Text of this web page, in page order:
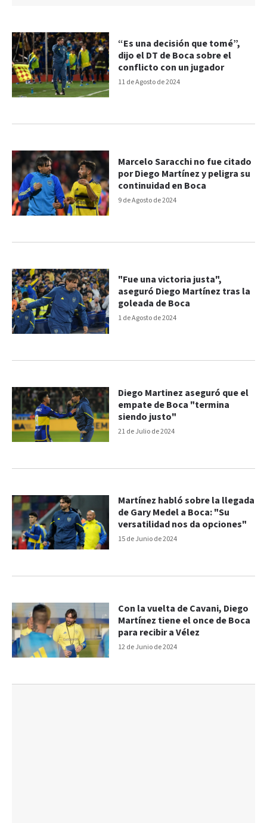
11 de Agosto de 2024
“Es una decisión que tomé”,
dijo el DT de Boca sobre el
conflicto con un jugador
9 de Agosto de 2024
Marcelo Saracchi no fue citado
por Diego Martínez y peligra su
continuidad en Boca
1 de Agosto de 2024
"Fue una victoria justa",
aseguró Diego Martínez tras la
goleada de Boca
21 de Julio de 2024
Diego Martinez aseguró que el
empate de Boca "termina
siendo justo"
15 de Junio de 2024
Martínez habló sobre la llegada
de Gary Medel a Boca: "Su
versatilidad nos da opciones"
12 de Junio de 2024
Con la vuelta de Cavani, Diego
Martínez tiene el once de Boca
para recibir a Vélez